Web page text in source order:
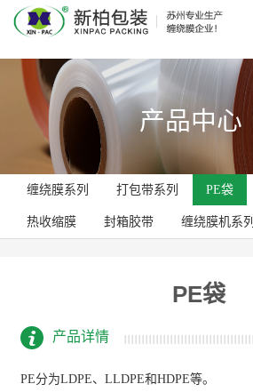
产品中心
缠绕膜系列 打包带系列 PE袋
热收缩膜 封箱胶带 缠绕膜机系列
PE袋
产品详情
PE分为LDPE、LLDPE和HDPE等。